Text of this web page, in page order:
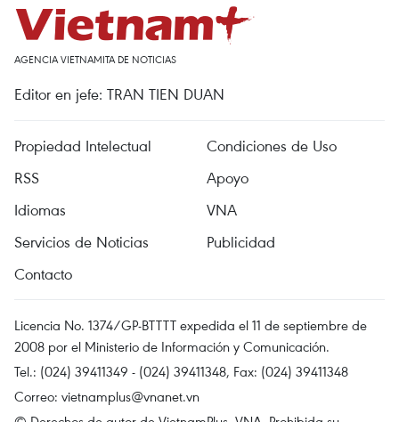
AGENCIA VIETNAMITA DE NOTICIAS
Editor en jefe: TRAN TIEN DUAN
Propiedad Intelectual
Condiciones de Uso
RSS
Apoyo
Idiomas
VNA
Servicios de Noticias
Publicidad
Contacto
Licencia No. 1374/GP-BTTTT expedida el 11 de septiembre de
2008 por el Ministerio de Información y Comunicación.
Tel.: (024) 39411349 - (024) 39411348, Fax: (024) 39411348
Correo: vietnamplus@vnanet.vn